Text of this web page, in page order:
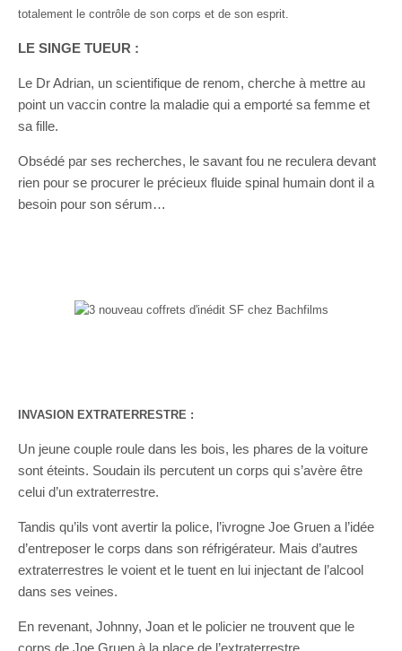
totalement le contrôle de son corps et de son esprit.
LE SINGE TUEUR :
Le Dr Adrian, un scientifique de renom, cherche à mettre au
point un vaccin contre la maladie qui a emporté sa femme et
sa fille.
Obsédé par ses recherches, le savant fou ne reculera devant
rien pour se procurer le précieux fluide spinal humain dont il a
besoin pour son sérum…
INVASION EXTRATERRESTRE :
Un jeune couple roule dans les bois, les phares de la voiture
sont éteints. Soudain ils percutent un corps qui s’avère être
celui d’un extraterrestre.
Tandis qu’ils vont avertir la police, l’ivrogne Joe Gruen a l’idée
d’entreposer le corps dans son réfrigérateur. Mais d’autres
extraterrestres le voient et le tuent en lui injectant de l’alcool
dans ses veines.
En revenant, Johnny, Joan et le policier ne trouvent que le
corps de Joe Gruen à la place de l’extraterrestre.